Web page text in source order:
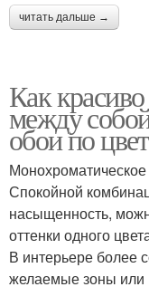
читать дальше →
Как
между
обои по
Монохроматическое
Спокойной
насыщенность,
оттенки одного
В интерьере более
желаемые зоны или